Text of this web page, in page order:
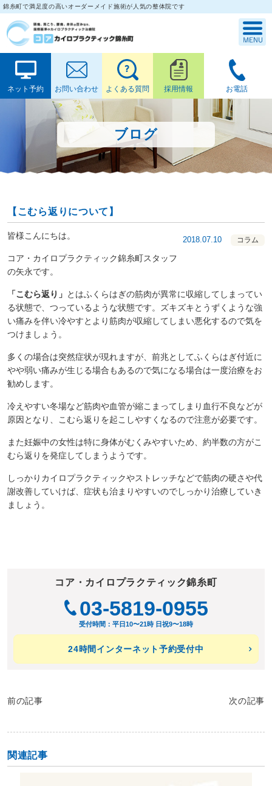
錦糸町で満足度の高いオーダーメイド施術が人気の整体院です
ネット予約 お問い合わせ よくある質問 採用情報 お電話
ブログ
【こむら返りについて】
2018.07.10 コラム
皆様こんにちは。
コア・カイロプラクティック錦糸町スタッフ
の矢永です。
「こむら返り」 とはふくらはぎの筋肉が異常に収縮してしまってい
る状態で、つっているような状態です。ズキズキとうずくような強
い痛みを伴い冷やすとより筋肉が収縮してしまい悪化するので気を
つけましょう。
多くの場合は突然症状が現れますが、前兆としてふくらはぎ付近に
やや弱い痛みが生じる場合もあるので気になる場合は一度治療をお
勧めします。
冷えやすい冬場など筋肉や血管が縮こまってしまり血行不良などが
原因となり、こむら返りを起こしやすくなるので注意が必要です。
また妊娠中の女性は特に身体がむくみやすいため、約半数の方がこ
むら返りを発症してしまうようです。
しっかりカイロプラクティックやストレッチなどで筋肉の硬さや代
謝改善していけば、症状も治まりやすいのでしっかり治療していき
ましょう。
コア・カイロプラクティック錦糸町
03-5819-0955
受付時間：平日10〜21時 日祝9〜18時
24時間インターネット予約受付中
前の記事 次の記事
関連記事